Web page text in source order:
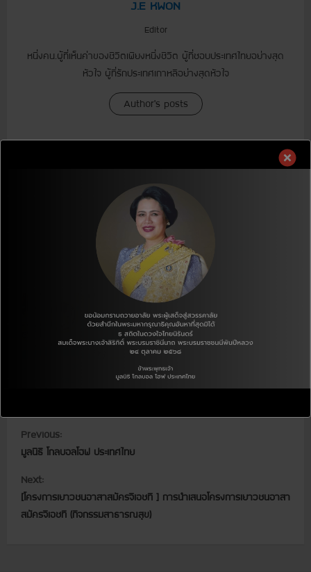
J.E KWON
Editor
หนึ่งคน.ผู้ที่เห็นค่าของชีวิตเพียงหนึ่งชีวิต ผู้ที่ชอบประเทศไทยอย่างสุด
หัวใจ ผู้ที่รักประเทศเกาหลีอย่างสุดหัวใจ
Author's posts
[ประกาศ] ผลการประกวดโครงการ
เยาวชนอาสาสมัครจีเอชที
(กิจกรรมพัฒนาสังคมและชุมชน)
[ประกาศ] ผลการประกวดโครงการ
เยาวชนอาสาสมัครจีเอชที รุ่นที่ 6
(กิจกรรมพัฒนาสังคมและชุมชน)
C
o
n
t
Previous:
มูลนิธิ โกลบอลโฮฟ ประเทศไทย
Next:
[โครงการเยาวชนอาสาสมัครจีเอชที ] การนำเสนอโครงการเยาวชนอาสา
สมัครจีเอชที (กิจกรรมสาธารณสุข)